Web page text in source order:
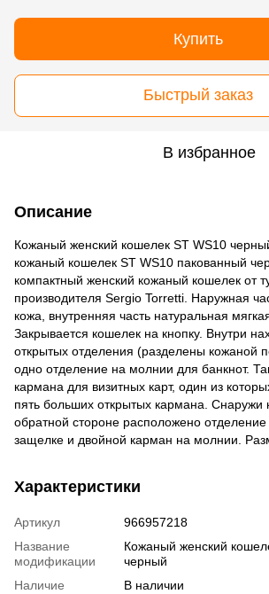
Купить
Быстрый заказ
В избранное
Описание
Кожаный женский кошелек ST WS10
кожаный кошелек ST WS10 пакованный
компактный женский кожаный кошелек от
производителя Sergio Torretti. Наружная
кожа, внутренняя часть натуральная
Закрывается кошелек на кнопку. Внутри
открытых отделения (разделены кожаной
одно отделение на молнии для банкнот.
кармана для визитных карт, один из
пять больших открытых кармана. Снаружи
обратной стороне расположено
защелке и двойной карман на молнии.
Характеристики
Артикул
966957218
Название
модификации
Кожаный женский
черный
Наличие
В наличии